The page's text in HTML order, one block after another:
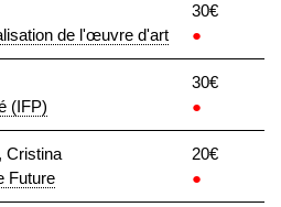
de l'œuvre d'art
30€
●
(IFP)
30€
●
Cristina
Future
20€
●